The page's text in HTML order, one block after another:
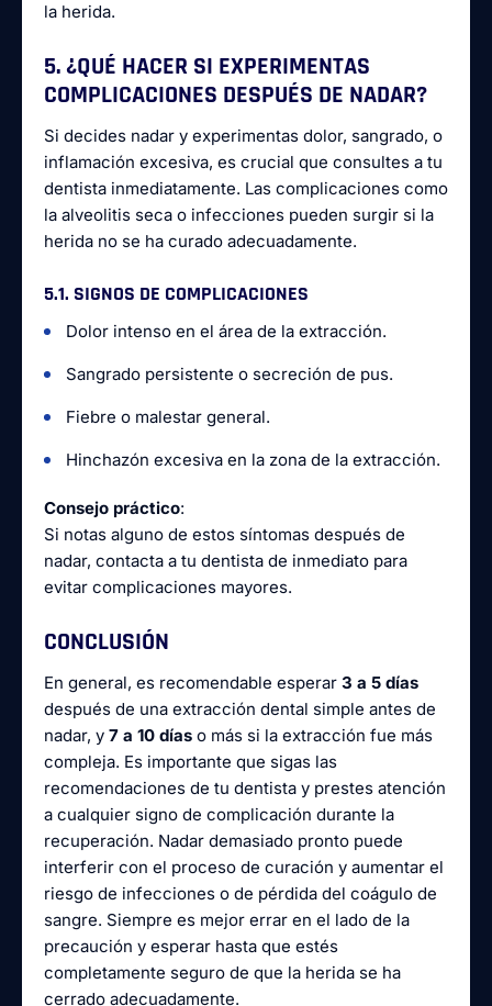
la herida.
5. ¿QUÉ HACER SI EXPERIMENTAS
COMPLICACIONES DESPUÉS DE NADAR?
Si decides nadar y experimentas dolor, sangrado, o
inflamación excesiva, es crucial que consultes a tu
dentista inmediatamente. Las complicaciones como
la alveolitis seca o infecciones pueden surgir si la
herida no se ha curado adecuadamente.
5.1. SIGNOS DE COMPLICACIONES
Dolor intenso en el área de la extracción.
Sangrado persistente o secreción de pus.
Fiebre o malestar general.
Hinchazón excesiva en la zona de la extracción.
Consejo práctico:
Si notas alguno de estos síntomas después de
nadar, contacta a tu dentista de inmediato para
evitar complicaciones mayores.
CONCLUSIÓN
En general, es recomendable esperar 3 a 5 días
después de una extracción dental simple antes de
nadar, y 7 a 10 días o más si la extracción fue más
compleja. Es importante que sigas las
recomendaciones de tu dentista y prestes atención
a cualquier signo de complicación durante la
recuperación. Nadar demasiado pronto puede
interferir con el proceso de curación y aumentar el
riesgo de infecciones o de pérdida del coágulo de
sangre. Siempre es mejor errar en el lado de la
precaución y esperar hasta que estés
completamente seguro de que la herida se ha
cerrado adecuadamente.